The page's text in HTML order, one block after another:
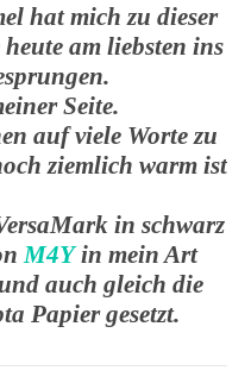
hat mich zu dieser
am liebsten ins
Seite.
auf viele Worte zu
ziemlich warm ist
in schwarz
M4Yin mein Art
auch gleich die
Papier gesetzt.